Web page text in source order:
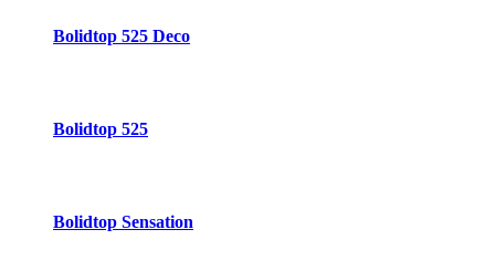
Bolidtop 525 Deco
Bolidtop 525
Bolidtop Sensation